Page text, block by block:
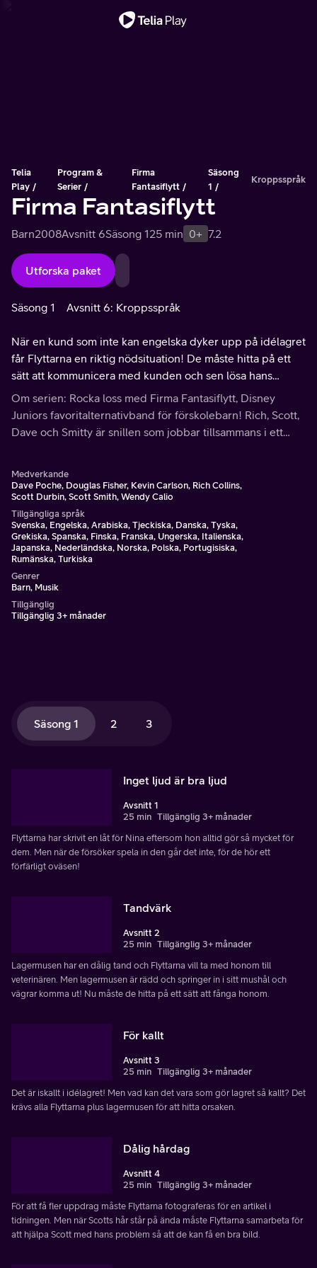
Telia
Play
Program &
Serier
Firma
Fantasiflytt
Säsong
1
Kroppsspråk
Firma Fantasiflytt
Barn2008Avsnitt 6Säsong 125 min 0+ 7.2
Utforska paket
Säsong 1 Avsnitt 6: Kroppsspråk
När en kund som inte kan engelska dyker upp på idélagret
får Flyttarna en riktig nödsituation! De måste hitta på ett
sätt att kommunicera med kunden och sen lösa hans
problem!
Om serien: Rocka loss med Firma Fantasiflytt, Disney
Juniors favoritalternativband för förskolebarn! Rich, Scott,
Dave och Smitty är snillen som jobbar tillsammans i ett
Medverkande
Dave Poche, Douglas Fisher, Kevin Carlson, Rich Collins,
Scott Durbin, Scott Smith, Wendy Calio
Tillgängliga språk
Svenska, Engelska, Arabiska, Tjeckiska, Danska, Tyska,
Grekiska, Spanska, Finska, Franska, Ungerska, Italienska,
Japanska, Nederländska, Norska, Polska, Portugisiska,
Rumänska, Turkiska
Genrer
Barn, Musik
Tillgänglig
Tillgänglig 3+ månader
Säsong 1 2 3
Inget ljud är bra ljud
Avsnitt 1
25 min Tillgänglig 3+ månader
Flyttarna har skrivit en låt för Nina eftersom hon alltid gör så mycket för
dem. Men när de försöker spela in den går det inte, för de hör ett
förfärligt oväsen!
Tandvärk
Avsnitt 2
25 min Tillgänglig 3+ månader
Lagermusen har en dålig tand och Flyttarna vill ta med honom till
veterinären. Men lagermusen är rädd och springer in i sitt mushål och
vägrar komma ut! Nu måste de hitta på ett sätt att fånga honom.
För kallt
Avsnitt 3
25 min Tillgänglig 3+ månader
Det är iskallt i idélagret! Men vad kan det vara som gör lagret så kallt? Det
krävs alla Flyttarna plus lagermusen för att hitta orsaken.
Dålig hårdag
Avsnitt 4
25 min Tillgänglig 3+ månader
För att få fler uppdrag måste Flyttarna fotograferas för en artikel i
tidningen. Men när Scotts hår står på ända måste Flyttarna samarbeta för
att hjälpa Scott med hans problem så att de kan få en bra bild.